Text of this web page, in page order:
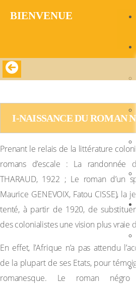
BIENVENUE​
I-NAISSANCE DU ROMAN
Prenant le relais de la littérature
romans d’escale : La randonnée
THARAUD, 1922 ; Le roman d’un
Maurice GENEVOIX, Fatou CISSE),
tenté, à partir de 1920, de
des colonialistes une vision plus vraie
En effet, l’Afrique n’a pas attendu
de la plupart de ses Etats, pour
romanesque. Le roman